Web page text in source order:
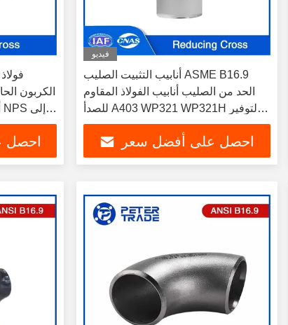
الكربون
احصل
فيديو
أنابيب التثبيت الصليب ASME B16.9
الحد من الصليب أنابيب الفولاذ المقاوم
للصدأ A403 WP321 WP321H لتوفير
المياه الساخنة
احصل على أفضل سعر